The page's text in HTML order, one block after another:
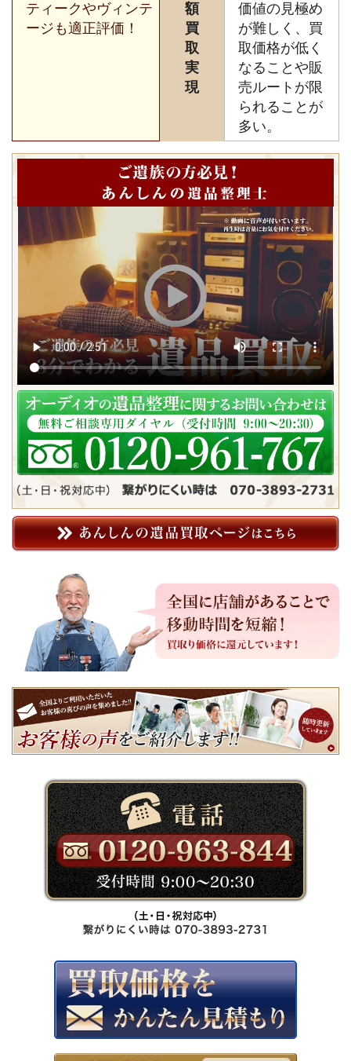
ティークやヴィンテ
ージも適正評価！
額
買
取
実
現
価値の見極め
が難しく、買
取価格が低く
なることや販
売ルートが限
られることが
多い。